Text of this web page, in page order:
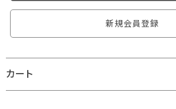
新規会員登録
カート